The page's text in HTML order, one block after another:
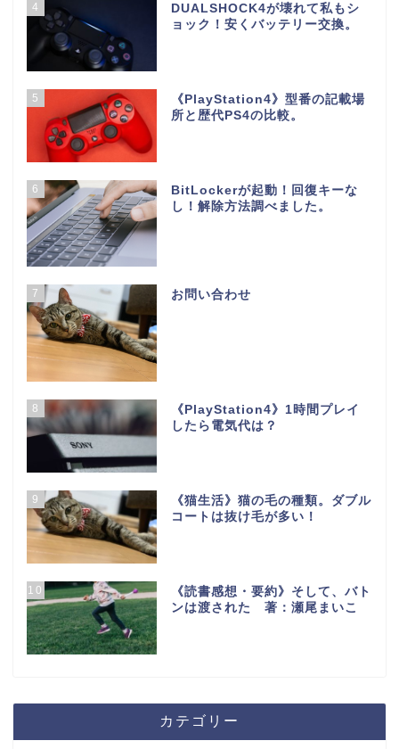
4
DUALSHOCK4が壊れて私もシ
ョック！安くバッテリー交換。
5
《PlayStation4》型番の記載場
所と歴代PS4の比較。
6
BitLockerが起動！回復キーな
し！解除方法調べました。
7 お問い合わせ
8
《PlayStation4》1時間プレイ
したら電気代は？
9
《猫生活》猫の毛の種類。ダブル
コートは抜け毛が多い！
10
《読書感想・要約》そして、バト
ンは渡された 著：瀬尾まいこ
カテゴリー